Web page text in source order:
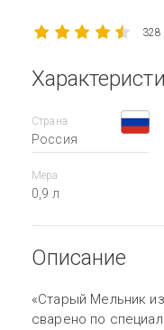
328
Страна
Россия
Мера
0,9 л
Описание
«Старый Мельник
сварено по